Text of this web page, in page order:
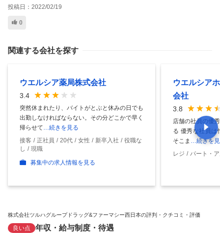
投稿日： 2022/02/19
0
関連する会社を探す
ウエルシア薬局株式会社
3.4
突然休まれたり、バイトがとぶと休みの日でも
出勤しなければならない。その分どこかで早く
帰らせて…続きを見る
接客
正社員 20代 女性 新卒入社
役職な
し
現職
募集中の求人情報を見る
ウエルシア
会社
3.8
店舗の社員の優
る 優秀な社員は
そこま …続きを
レジ
パート・
株式会社ツルハグループドラッグ&ファーマシー西日本の評判・クチコミ・評価
良い点 年収・給与制度・待遇